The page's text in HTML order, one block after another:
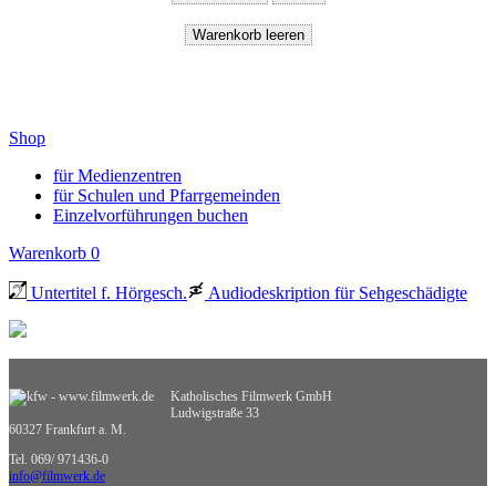
Shop
für Medienzentren
für Schulen und Pfarrgemeinden
Einzelvorführungen buchen
Warenkorb 0
Untertitel f. Hörgesch. Audiodeskription für Sehgeschädigte
Katholisches Filmwerk GmbH
Ludwigstraße 33
60327 Frankfurt a. M.
Tel. 069/ 971436-0
info@filmwerk.de